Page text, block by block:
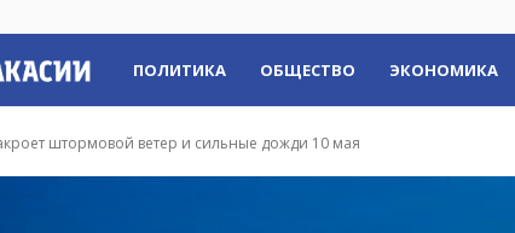
Пульс
Хакасии
ПОЛИТИКА ОБЩЕСТВО ЭКОНОМИКА
штормовой ветер и сильные дожди 10 мая